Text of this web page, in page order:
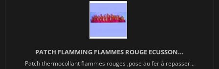
PATCH FLAMMING FLAMMES ROUGE ECUSSON...
Patch thermocollant flammes rouges ,pose au fer à repasser...